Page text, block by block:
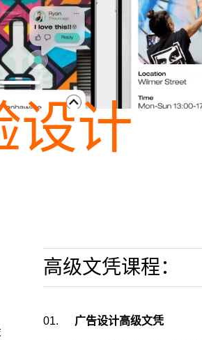
设计
高级文凭课程：
01. 广告设计高级文凭